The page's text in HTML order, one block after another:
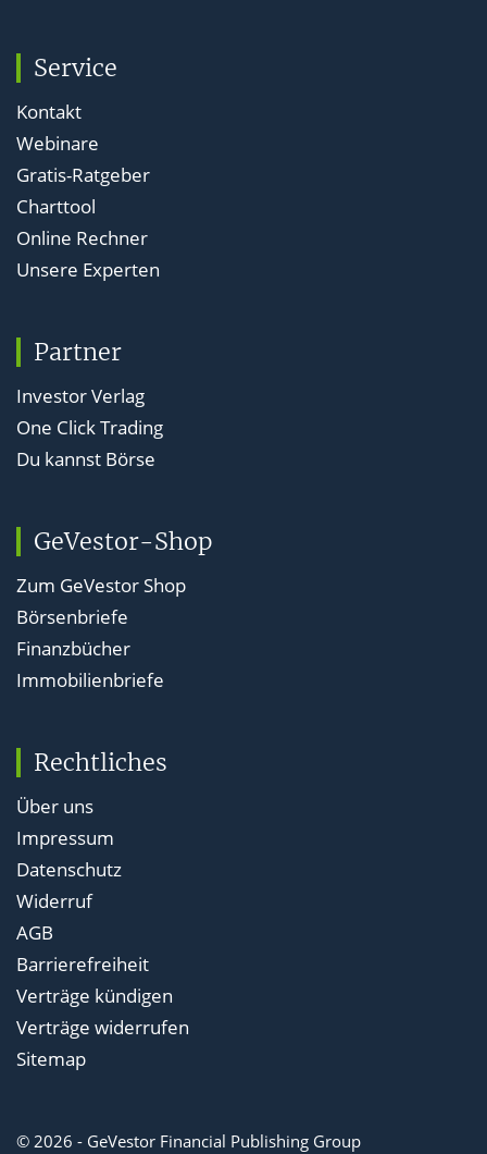
Service
Kontakt
Webinare
Gratis-Ratgeber
Charttool
Online Rechner
Unsere Experten
Partner
Investor Verlag
One Click Trading
Du kannst Börse
GeVestor-Shop
Zum GeVestor Shop
Börsenbriefe
Finanzbücher
Immobilienbriefe
Rechtliches
Über uns
Impressum
Datenschutz
Widerruf
AGB
Barrierefreiheit
Verträge kündigen
Verträge widerrufen
Sitemap
© 2026 - GeVestor Financial Publishing Group